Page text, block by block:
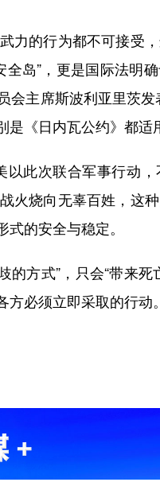
的行为都不可接受
岛”，更是国际法明
主席斯波利亚里茨发
是《日内瓦公约》都适
此次联合军事行动，
火烧向无辜百姓，这
的安全与稳定。
方式”，只会“带来死
必须立即采取的行动。